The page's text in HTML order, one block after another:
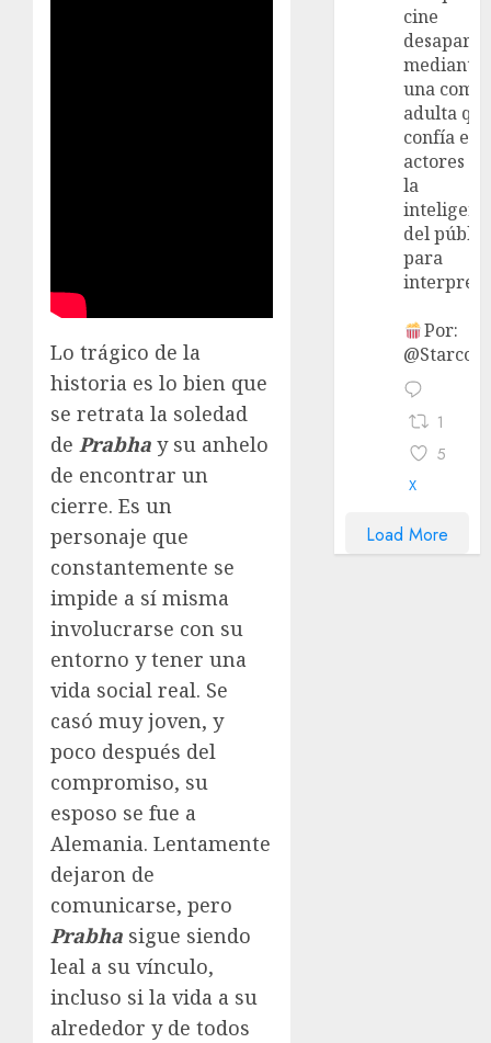
Lo trágico de la
historia es lo bien que
se retrata la soledad
de Prabha y su anhelo
de encontrar un
cierre. Es un
personaje que
constantemente se
impide a sí misma
involucrarse con su
entorno y tener una
vida social real. Se
casó muy joven, y
poco después del
compromiso, su
esposo se fue a
Alemania. Lentamente
dejaron de
comunicarse, pero
Prabha sigue siendo
leal a su vínculo,
incluso si la vida a su
alrededor y de todos
cine
mediante
una
adulta
confía en
actores y
la
del
para
Por:
1
5
X
Load More